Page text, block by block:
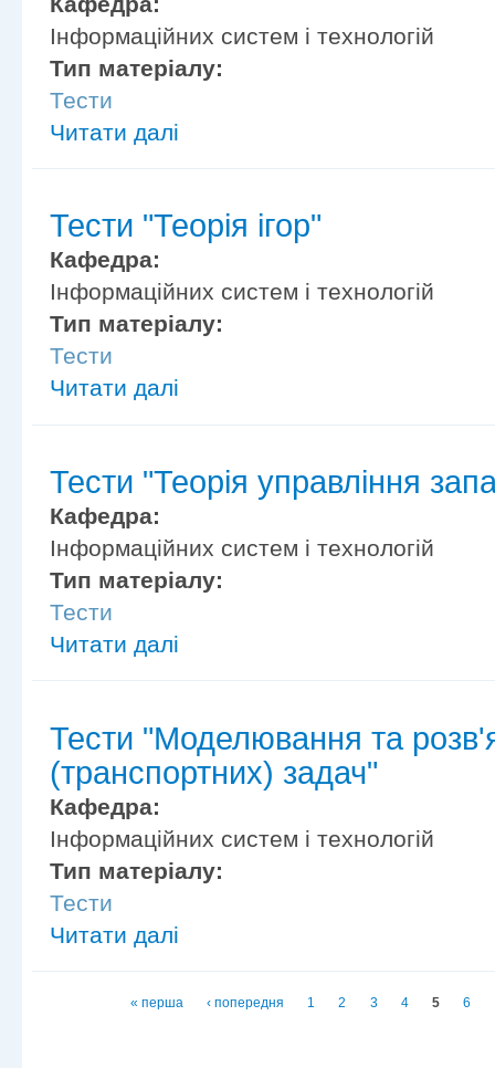
Інформаційних систем і технологій
Тип матеріалу:
Тести
Читати далі
Тести "Теорія ігор"
Кафедра:
Інформаційних систем і технологій
Тип матеріалу:
Тести
Читати далі
Тести "Теорія управління
Кафедра:
Інформаційних систем і технологій
Тип матеріалу:
Тести
Читати далі
Тести "Моделювання та
(транспортних) задач"
Кафедра:
Інформаційних систем і технологій
Тип матеріалу:
Тести
Читати далі
Сторінки« перша ‹ попередня 1 2 3 4 5 6